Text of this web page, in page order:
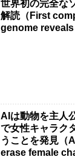
世界初の完全な
解読（First
genome
AIは動物を主人
で女性キャラク
うことを発見（
erase female